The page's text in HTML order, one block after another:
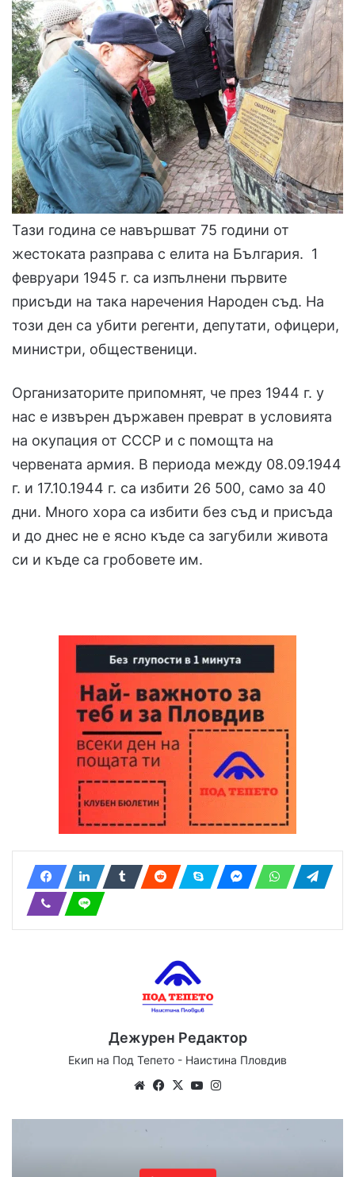
Тази година се навършват 75 години от
жестоката разправа с елита на България. 1
февруари 1945 г. са изпълнени първите
присъди на така наречения Народен съд. На
този ден са убити регенти, депутати, офицери,
министри, общественици.
Организаторите припомнят, че през 1944 г. у
нас е извърен държавен преврат в условията
на окупация от СССР и с помощта на
червената армия. В периода между 08.09.1944
г. и 17.10.1944 г. са избити 26 500, само за 40
дни. Много хора са избити без съд и присъда
и до днес не е ясно къде са загубили живота
си и къде са гробовете им.
Дежурен Редактор
Екип на Под Тепето - Наистина Пловдив
We
te
Fa
bo
X
Yo
ub ra